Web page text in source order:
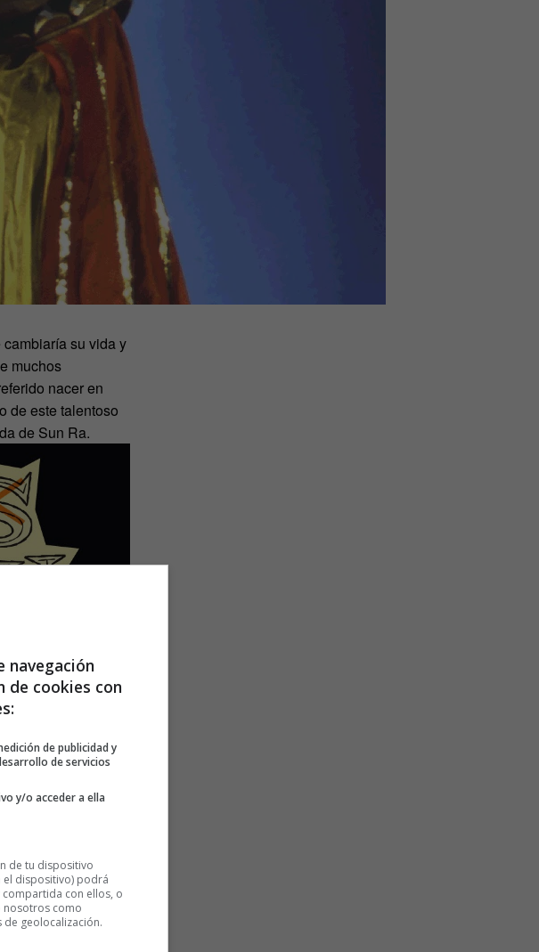
su vida y
muchos
nacer en
de este talentoso
de Sun Ra.
navegación
de cookies con
de publicidad y
de servicios
y/o acceder a ella
de tu dispositivo
el dispositivo) podrá
con ellos, o
nosotros como
geolocalización.